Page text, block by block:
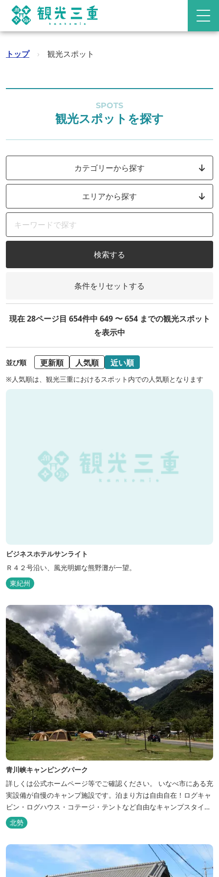
トップ › 観光スポット
SPOTS
観光スポットを探す
カテゴリーから探す
エリアから探す
検索する
条件をリセットする
現在 28ページ目 654件中 649 〜 654 までの観光スポット
を表示中
並び順 更新順 人気順 近い順
※人気順は、観光三重におけるスポット内での人気順となります
ビジネスホテルサンライト
Ｒ４２号沿い、風光明媚な熊野灘が一望。
東紀州
青川峡キャンピングパーク
詳しくは公式ホームページ等でご確認ください。 いなべ市にある充
実設備が自慢のキャンプ施設です。泊まり方は自由自在！ログキャ
ビン・ログハウス・コテージ・テントなど自由なキャンプスタイル
が楽しめます。屋根付きの炭火焼ハウスがありますので、雨や風の
日も快適にバーベキューをお楽しみいただけます。日帰り利用、団
体利用可能。 青少年向けの屋外キャンプ施設、かもしかキャンプフ
ィールドもございま...
北勢